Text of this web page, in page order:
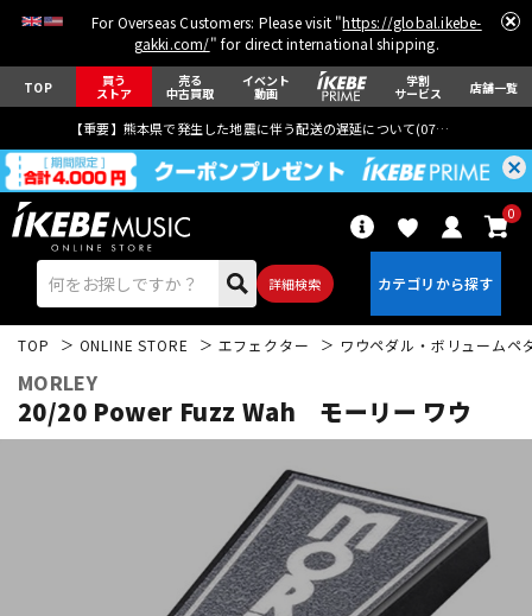
For Overseas Customers: Please visit "https://global.ikebe-
gakki.com/" for direct international shipping.
TOP 買う
ストア
売る
中古買取
イベント
動画
学割
サービス 店舗一覧
【重要】熊本県で発生した地震に伴う配送の遅延について(07月29日
詳細検索
0
アコギ/エレアコ
ウクレレ
TOP ONLINE STORE エフェクター ワウペダル・ボリュームペ
MORLEY
20/20 Power Fuzz Wah モーリー ワウ